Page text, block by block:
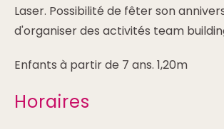
Laser. Possibilité de fêter son
d'organiser des activités team
Enfants à partir de 7 ans. 1,20m
Horaires